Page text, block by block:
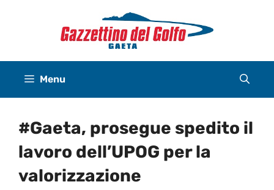
Menu
#Gaeta, prosegue spedito il
lavoro dell’UPOG per la
valorizzazione